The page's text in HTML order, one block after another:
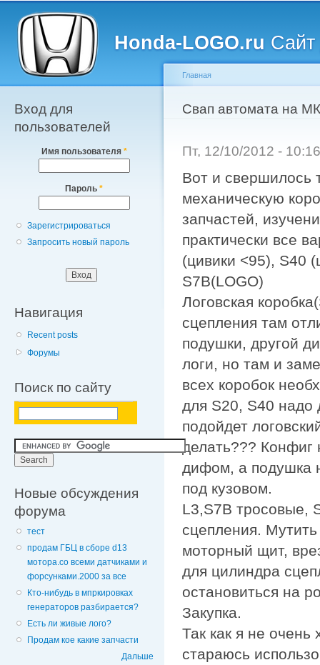
Honda-LOGO.ru Сайт
Главное меню
Вход для
пользователей
Имя пользователя *
Пароль *
Зарегистрироваться
Запросить новый пароль
Навигация
Recent posts
Форумы
Поиск по сайту
Новые обсуждения
форума
тест
продам ГБЦ в сборе d13
мотора.со всеми датчиками и
форсунками.2000 за все
Кто-нибудь в мпркировках
генераторов разбирается?
Есть ли живые лого?
Продам кое какие запчасти
Дальше
Вы здесь
Главная
Свап автомата на
Пт, 12/10/2012 -
Вот и свершилось
механическую
запчастей,
практически все
(цивики <95), S40
S7B(LOGO)
Логовская
сцепления там
подушки, другой
логи, но там и
всех коробок
для S20, S40 надо
подойдет
делать???
дифом, а подушка
под кузовом.
L3,S7B тросовые,
сцепления.
моторный щит,
для цилиндра
остановиться на
Закупка.
Так как я не очень
стараюсь